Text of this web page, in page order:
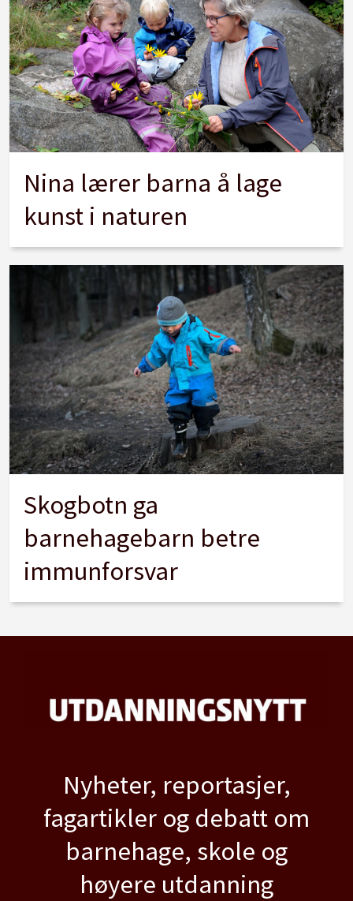
Nina lærer barna å lage
kunst i naturen
Skogbotn ga
barnehagebarn betre
immunforsvar
Nyheter, reportasjer,
fagartikler og debatt om
barnehage, skole og
høyere utdanning